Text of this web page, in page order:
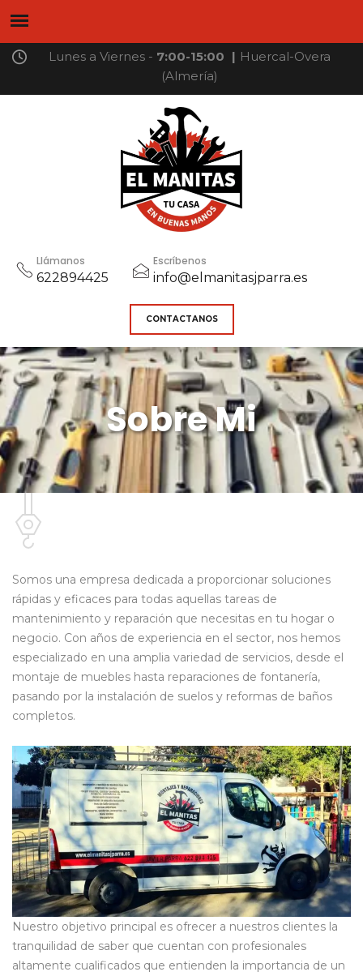
Lunes a Viernes - 7:00-15:00 | Huercal-Overa
(Almería)
Llámanos
622894425
Escríbenos
info@elmanitasjparra.es
CONTACTANOS
Sobre Mi
Somos una empresa dedicada a proporcionar soluciones
rápidas y eficaces para todas aquellas tareas de
mantenimiento y reparación que necesitas en tu hogar o
negocio. Con años de experiencia en el sector, nos hemos
especializado en una amplia variedad de servicios, desde el
montaje de muebles hasta reparaciones de fontanería,
pasando por la instalación de suelos y reformas de baños
completos.
Nuestro objetivo principal es ofrecer a nuestros clientes la
tranquilidad de saber que cuentan con profesionales
altamente cualificados que entienden la importancia de un